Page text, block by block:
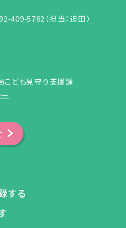
409-5762（担当：迫田）
こども見守り支援課
する